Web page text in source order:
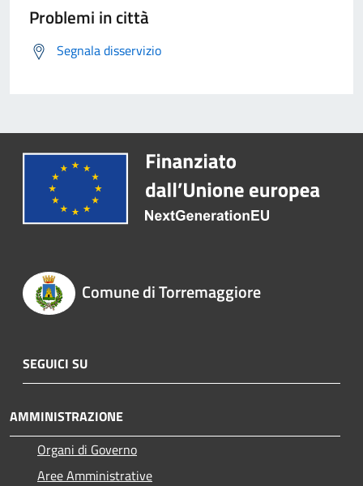
Problemi in città
Segnala disservizio
Comune di Torremaggiore
SEGUICI SU
AMMINISTRAZIONE
Organi di Governo
Aree Amministrative